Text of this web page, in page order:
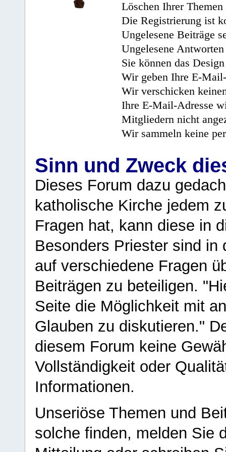
Löschen Ihrer
Die Registrierung ist
Ungelesene Beiträge
Ungelesene
Sie können das
Wir geben Ihre E-
Wir verschicken
Ihre E-Mail-Adresse
Mitgliedern nicht
Wir sammeln keine
Sinn und Zweck
Dieses Forum dazu
katholische Kirche jedem
Fragen hat, kann diese in
Besonders Priester sind in
auf verschiedene Fragen
Beiträgen zu beteiligen.
Seite die Möglichkeit mit
Glauben zu diskutieren."
diesem Forum keine
Vollständigkeit oder
Informationen.
Unseriöse Themen und
solche finden, melden Sie